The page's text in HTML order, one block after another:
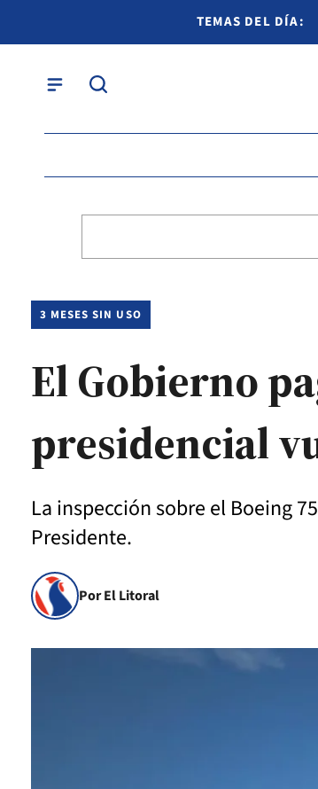
TEMAS DEL DÍA:
3 MESES SIN USO
El Gobierno
presidencial
La inspección sobre el Boeing
Presidente.
Por El Litoral